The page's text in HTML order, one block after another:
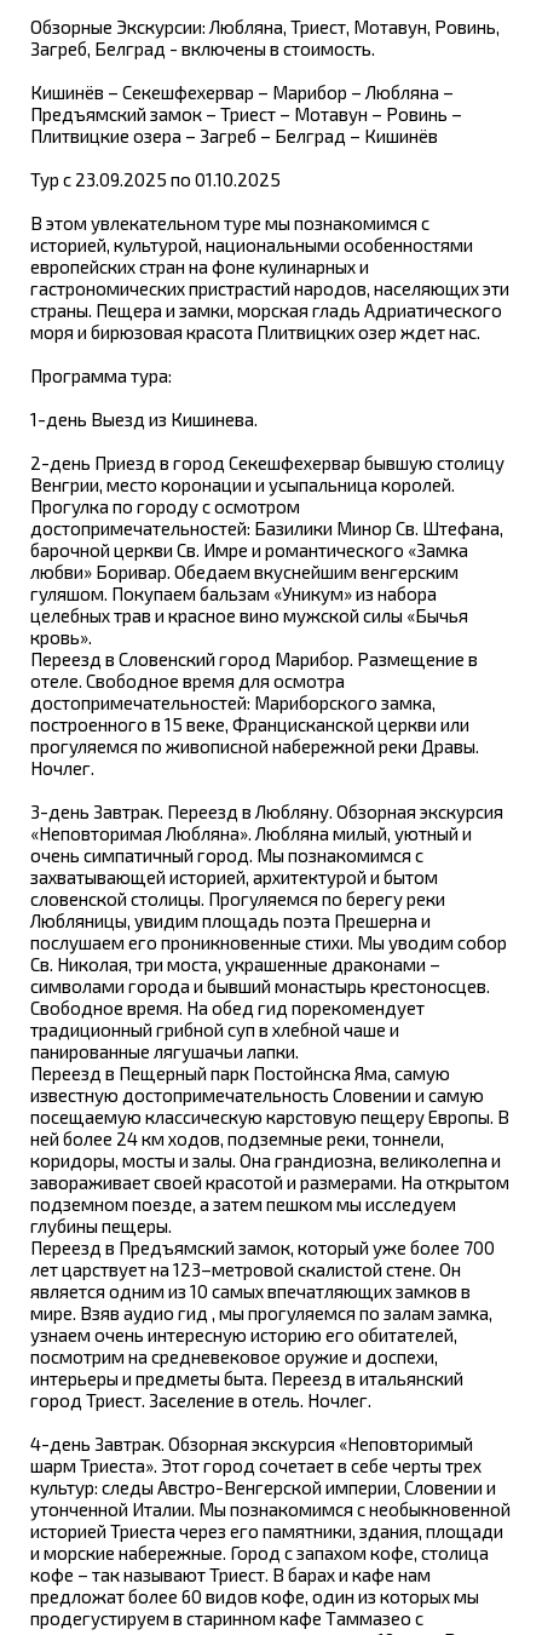
Обзорные Экскурсии: Любляна, Триест, Мотавун, Ровинь,
Загреб, Белград - включены в стоимость.
Кишинёв – Секешфехервар – Марибор – Любляна –
Предъямский замок – Триест – Мотавун – Ровинь –
Плитвицкие озера – Загреб – Белград – Кишинёв
Тур c 23.09.2025 по 01.10.2025
В этом увлекательном туре мы познакомимся с
историей, культурой, национальными особенностями
европейских стран на фоне кулинарных и
гастрономических пристрастий народов, населяющих эти
страны. Пещера и замки, морская гладь Адриатического
моря и бирюзовая красота Плитвицких озер ждет нас.
Программа тура:
1-день Выезд из Кишинева.
2-день Приезд в город Секешфехервар бывшую столицу
Венгрии, место коронации и усыпальница королей.
Прогулка по городу с осмотром
достопримечательностей: Базилики Минор Св. Штефана,
барочной церкви Св. Имре и романтического «Замка
любви» Боривар. Обедаем вкуснейшим венгерским
гуляшом. Покупаем бальзам «Уникум» из набора
целебных трав и красное вино мужской силы «Бычья
кровь».
Переезд в Словенский город Марибор. Размещение в
отеле. Свободное время для осмотра
достопримечательностей: Мариборского замка,
построенного в 15 веке, Францисканской церкви или
прогуляемся по живописной набережной реки Дравы.
Ночлег.
3-день Завтрак. Переезд в Любляну. Обзорная экскурсия
«Неповторимая Любляна». Любляна милый, уютный и
очень симпатичный город. Мы познакомимся с
захватывающей историей, архитектурой и бытом
словенской столицы. Прогуляемся по берегу реки
Любляницы, увидим площадь поэта Прешерна и
послушаем его проникновенные стихи. Мы уводим собор
Св. Николая, три моста, украшенные драконами –
символами города и бывший монастырь крестоносцев.
Свободное время. На обед гид порекомендует
традиционный грибной суп в хлебной чаше и
панированные лягушачьи лапки.
Переезд в Пещерный парк Постойнска Яма, самую
известную достопримечательность Словении и самую
посещаемую классическую карстовую пещеру Европы. В
ней более 24 км ходов, подземные реки, тоннели,
коридоры, мосты и залы. Она грандиозна, великолепна и
завораживает своей красотой и размерами. На открытом
подземном поезде, а затем пешком мы исследуем
глубины пещеры.
Переезд в Предъямский замок, который уже более 700
лет царствует на 123–метровой скалистой стене. Он
является одним из 10 самых впечатляющих замков в
мире. Взяв аудио гид , мы прогуляемся по залам замка,
узнаем очень интересную историю его обитателей,
посмотрим на средневековое оружие и доспехи,
интерьеры и предметы быта. Переезд в итальянский
город Триест. Заселение в отель. Ночлег.
4-день Завтрак. Обзорная экскурсия «Неповторимый
шарм Триеста». Этот город сочетает в себе черты трех
культур: следы Австро-Венгерской империи, Словении и
утонченной Италии. Мы познакомимся с необыкновенной
историей Триеста через его памятники, здания, площади
и морские набережные. Город с запахом кофе, столица
кофе – так называют Триест. В барах и кафе нам
предложат более 60 видов кофе, один из которых мы
продегустируем в старинном кафе Таммазео с